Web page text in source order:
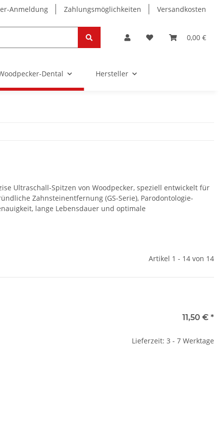
Anmeldung Zahlungsmöglichkeiten Versandkosten
0,00 €
Dental Hersteller
Ultraschall-Spitzen von Woodpecker, speziell entwickelt für
Zahnsteinentfernung (GS-Serie), Parodontologie-
lange Lebensdauer und optimale
Artikel 1 - 14 von 14
11,50 € *
Lieferzeit: 3 - 7 Werktage